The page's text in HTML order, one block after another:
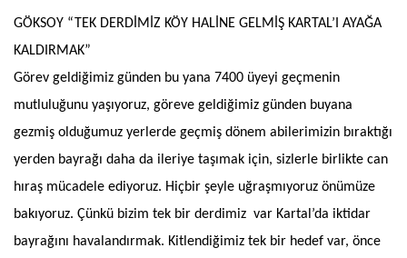
GÖKSOY “TEK DERDİMİZ KÖY HALİNE GELMİŞ KARTAL’I AYAĞA
KALDIRMAK”
Görev geldiğimiz günden bu yana 7400 üyeyi geçmenin
mutluluğunu yaşıyoruz, göreve geldiğimiz günden buyana
gezmiş olduğumuz yerlerde geçmiş dönem abilerimizin bıraktığı
yerden bayrağı daha da ileriye taşımak için, sizlerle birlikte can
hıraş mücadele ediyoruz. Hiçbir şeyle uğraşmıyoruz önümüze
bakıyoruz. Çünkü bizim tek bir derdimiz var Kartal’da iktidar
bayrağını havalandırmak. Kitlendiğimiz tek bir hedef var, önce